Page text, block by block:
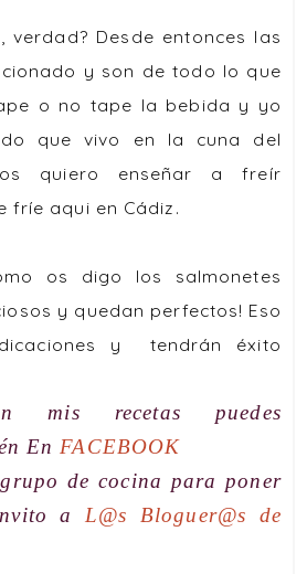
verdad? Desde entonces las
y son de todo lo que
o no tape la bebida y yo
que vivo en la cuna del
quiero enseñar a freír
fríe aqui en Cádiz.
os digo los salmonetes
y quedan perfectos! Eso
y tendrán éxito
mis recetas puedes
EnFACEBOOK
de cocina para poner
a
L@s Bloguer@s de